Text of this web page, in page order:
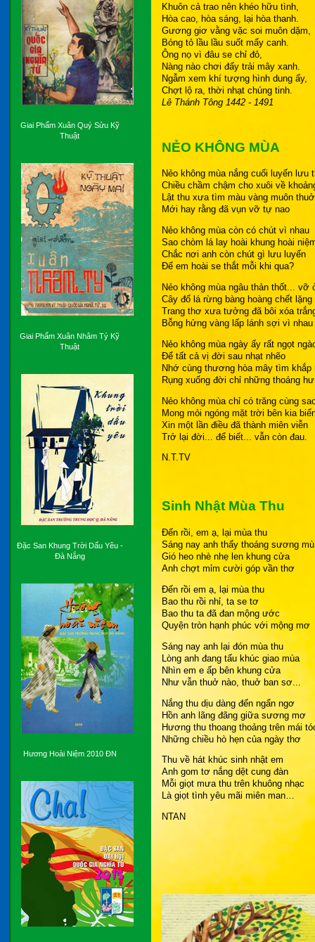
Giai Phẩm Xuân Quý Sửu Kỹ
Thuật
Giai Phẩm Xuân Nhâm Tý Kỹ
Thuật
Đặc San Khung Trời Dấu Yêu -
Đà Nắng
Hương Hoài Niệm 2010 ĐN
Khuôn cả trao nên khéo hữu tình,
Hòa cao, hòa sáng, lại hòa thanh.
Gương giơ vằng vặc soi muôn dặm,
Bóng tỏ lầu lầu suốt mấy canh.
Ông nọ vì đâu se chỉ đỏ,
Nàng nào chơi đấy trải mây xanh.
Ngẫm xem khí tượng hình dung ấy,
Chợt lộ ra, thời nhạt chúng tinh.
Lê Thánh Tông 1442 - 1491
NẺO KHÔNG MÙA
Nẻo không mùa nắng cuối luyến lưu
Chiều chầm chậm cho xuôi về
Lật thu xưa tìm màu vàng muôn thuở
Mới hay rằng đã vụn vỡ tự nao
Nẻo không mùa còn có chút vì nhau
Sao chòm lá lay hoài khung hoài
Chắc nơi anh còn chút gì lưu luyến
Để em hoài se thắt mỗi khi qua?
Nẻo không mùa ngâu thản thốt... vỡ
Cây đổ lá rừng bàng hoàng chết lặng
Trang thơ xưa tưởng đã bôi xóa
Bỗng hửng vàng lấp lánh sợi vì nhau
Nẻo không mùa ngày ấy rất ngọt
Để tất cả vị đời sau nhạt nhẽo
Nhớ cùng thương hòa mây tìm khắp
Rụng xuống đời chỉ những thoáng
Nẻo không mùa chỉ có trăng cùng
Mong mỏi ngóng mặt trời bên kia
Xin một lần điều đã thành miên viễn
Trở lại đời... để biết... vẫn còn đau.
N.T.TV
Sinh Nhật Mùa Thu
Đến rồi, em ạ, lại mùa thu
Sáng nay anh thấy thoáng sương mù
Gió heo nhè nhẹ len khung cửa
Anh chợt mỉm cười góp vần thơ
Đến rồi em ạ, lại mùa thu
Bao thu rồi nhỉ, ta se tơ
Bao thu ta đã đan mộng ước
Quyện tròn hạnh phúc với mộng mơ
Sáng nay anh lại đón mùa thu
Lòng anh đang tấu khúc giao mùa
Nhìn em e ấp bên khung cửa
Như vẫn thuở nào, thuở ban sơ...
Nắng thu dịu dàng đến ngẩn ngơ
Hồn anh lãng đãng giữa sương mơ
Hương thu thoang thoảng trên mái
Những chiều hò hẹn của ngày thơ
Thu về hát khúc sinh nhật em
Anh gom tơ nắng dệt cung đàn
Mỗi giọt mưa thu trên khuông nhạc
Là giọt tình yêu mãi miên man…
NTAN